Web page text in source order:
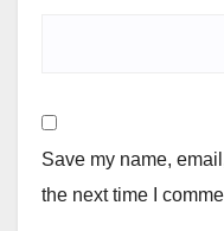
Save my name,
the next time I